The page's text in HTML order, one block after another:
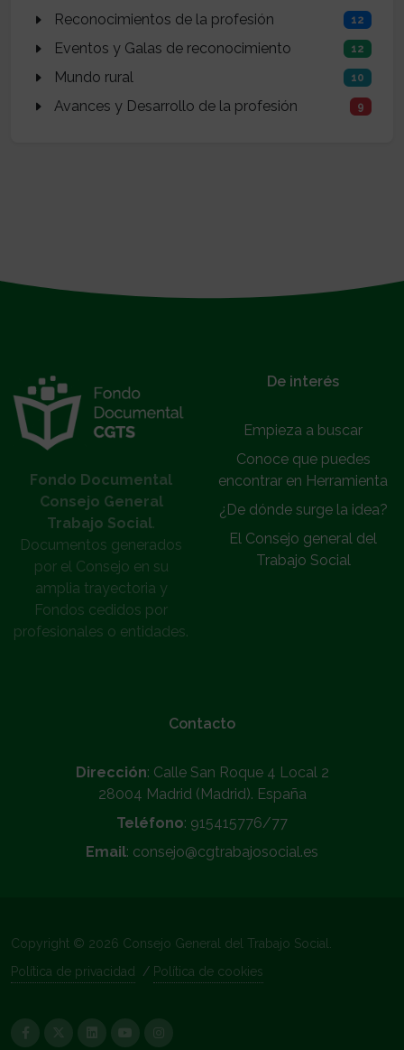
Reconocimientos de la profesión 12
Eventos y Galas de reconocimiento 12
Mundo rural 10
Avances y Desarrollo de la profesión 9
Fondo Documental
Consejo General
Trabajo Social.
Documentos generados
por el Consejo en su
amplia trayectoria y
Fondos cedidos por
profesionales o entidades.
De interés
Empieza a buscar
Conoce que puedes
encontrar en Herramienta
¿De dónde surge la idea?
El Consejo general del
Trabajo Social
Contacto
Dirección: Calle San Roque 4 Local 2
28004 Madrid (Madrid). España
Teléfono: 915415776/77
Email: consejo@cgtrabajosocial.es
Copyright © 2026 Consejo General del Trabajo Social.
Política de privacidad
/ Política de cookies